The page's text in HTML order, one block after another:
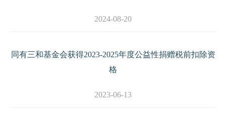
2024-08-20
同有三和基金会获得2023-2025年度公益性捐赠税前扣除资
格
2023-06-13